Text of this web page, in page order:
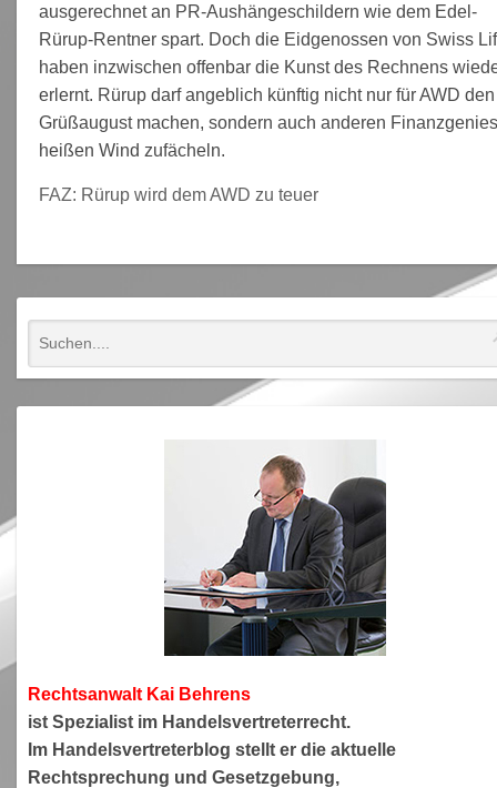
ausgerechnet an PR-Aushängeschildern wie dem Edel-
Rürup-Rentner spart. Doch die Eidgenossen von Swiss
haben inzwischen offenbar die Kunst des Rechnens
erlernt. Rürup darf angeblich künftig nicht nur für AWD den
Grüßaugust machen, sondern auch anderen
heißen Wind zufächeln.
FAZ: Rürup wird dem AWD zu teuer
Rechtsanwalt Kai Behrens
ist Spezialist im Handelsvertreterrecht.
Im Handelsvertreterblog stellt er die aktuelle
Rechtsprechung und Gesetzgebung,